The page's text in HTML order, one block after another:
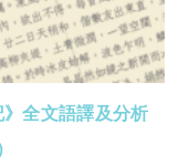
》全文語譯及分析